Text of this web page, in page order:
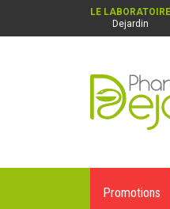
LE LABORATOIRE
Dejardin
Pharmacie
Promotions